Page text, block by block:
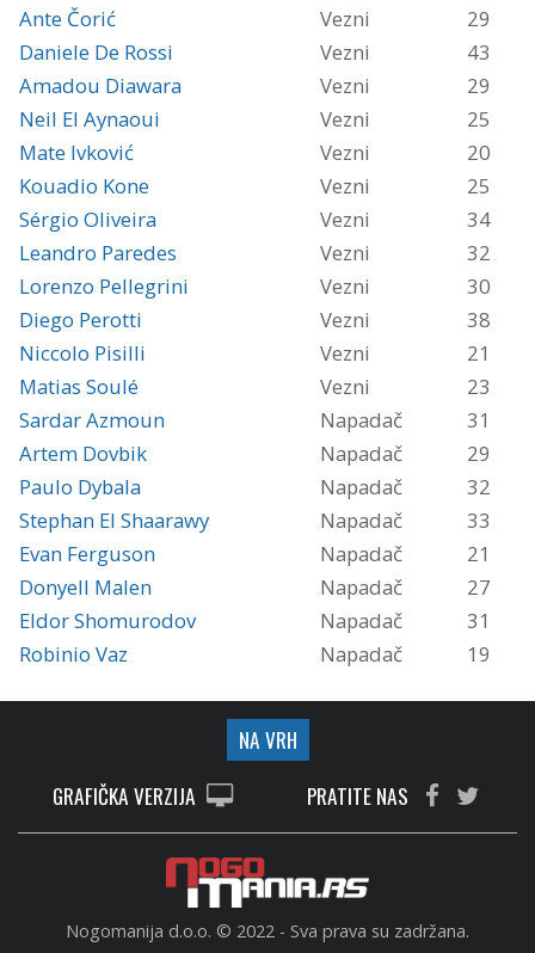
Ante Čorić
Vezni
29
Daniele De Rossi
Vezni
43
Amadou Diawara
Vezni
29
Neil El Aynaoui
Vezni
25
Mate Ivković
Vezni
20
Kouadio Kone
Vezni
25
Sérgio Oliveira
Vezni
34
Leandro Paredes
Vezni
32
Lorenzo Pellegrini
Vezni
30
Diego Perotti
Vezni
38
Niccolo Pisilli
Vezni
21
Matias Soulé
Vezni
23
Sardar Azmoun
Napadač
31
Artem Dovbik
Napadač
29
Paulo Dybala
Napadač
32
Stephan El Shaarawy
Napadač
33
Evan Ferguson
Napadač
21
Donyell Malen
Napadač
27
Eldor Shomurodov
Napadač
31
Robinio Vaz
Napadač 19
NA VRH
GRAFIČKA VERZIJA
PRATITE NAS
Nogomanija d.o.o. © 2022 - Sva prava su zadržana.